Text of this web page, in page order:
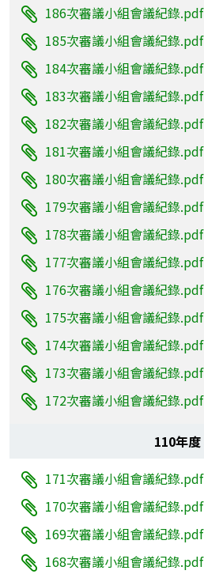
186次審議小組會議紀錄.pdf
185次審議小組會議紀錄.pdf
184次審議小組會議紀錄.pdf
183次審議小組會議紀錄.pdf
182次審議小組會議紀錄.pdf
181次審議小組會議紀錄.pdf
180次審議小組會議紀錄.pdf
179次審議小組會議紀錄.pdf
178次審議小組會議紀錄.pdf
177次審議小組會議紀錄.pdf
176次審議小組會議紀錄.pdf
175次審議小組會議紀錄.pdf
174次審議小組會議紀錄.pdf
173次審議小組會議紀錄.pdf
172次審議小組會議紀錄.pdf
110年度
171次審議小組會議紀錄.pdf
170次審議小組會議紀錄.pdf
169次審議小組會議紀錄.pdf
168次審議小組會議紀錄.pdf